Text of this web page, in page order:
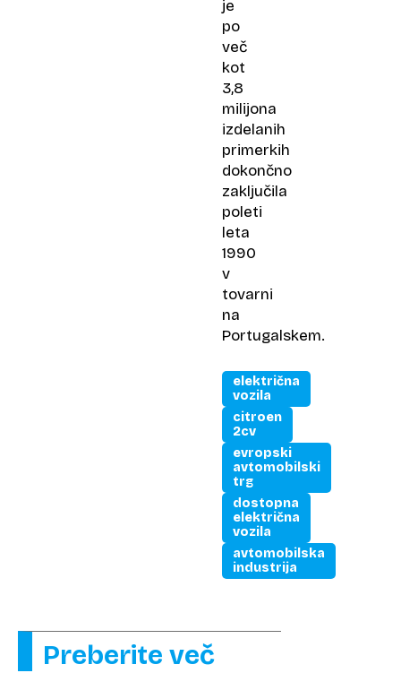
je
po
več
kot
3,8
milijona
izdelanih
primerkih
dokončno
zaključila
poleti
leta
1990
v
tovarni
na
Portugalskem.
električna
vozila
citroen
2cv
evropski
avtomobilski
trg
dostopna
električna
vozila
avtomobilska
industrija
Preberite več